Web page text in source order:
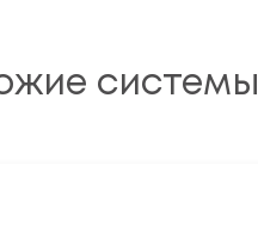
системы